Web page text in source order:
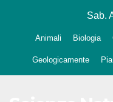
Sab.
Animali Biologia
Geologicamente